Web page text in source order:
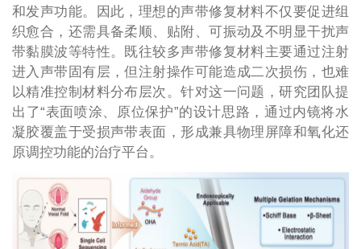
和发声功能。因此，理想的声带修复材料不仅要促进组
织愈合，还需具备柔顺、贴附、可振动及不明显干扰声
带黏膜波等特性。既往较多声带修复材料主要通过注射
进入声带固有层，但注射操作可能造成二次损伤，也难
以精准控制材料分布层次。针对这一问题，研究团队提
出了“表面喷涂、原位保护”的设计思路，通过内镜将水
凝胶覆盖于受损声带表面，形成兼具物理屏障和氧化还
原调控功能的治疗平台。